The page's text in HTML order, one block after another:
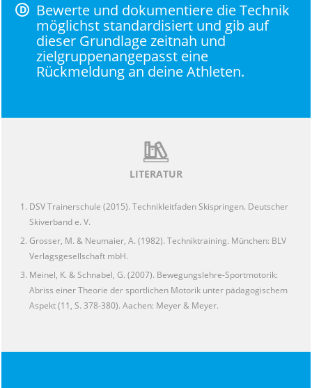
Bewerte und dokumentiere die Technik
möglichst standardisiert und gib auf
dieser Grundlage zeitnah und
zielgruppenangepasst eine
Rückmeldung an deine Athleten.
LITERATUR
DSV Trainerschule (2015). Technikleitfaden Skispringen. Deutscher
Skiverband e. V.
Grosser, M. & Neumaier, A. (1982). Techniktraining. München: BLV
Verlagsgesellschaft mbH.
Meinel, K. & Schnabel, G. (2007). Bewegungslehre-Sportmotorik:
Abriss einer Theorie der sportlichen Motorik unter pädagogischem
Aspekt (11, S. 378-380). Aachen: Meyer & Meyer.